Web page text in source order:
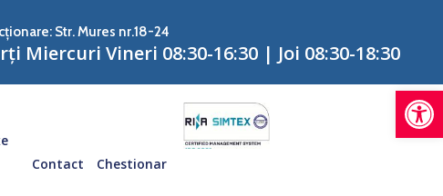
Str. Mures nr.18-24
Miercuri Vineri 08:30-16:30 | Joi 08:30-18:30
Contact Chestionar